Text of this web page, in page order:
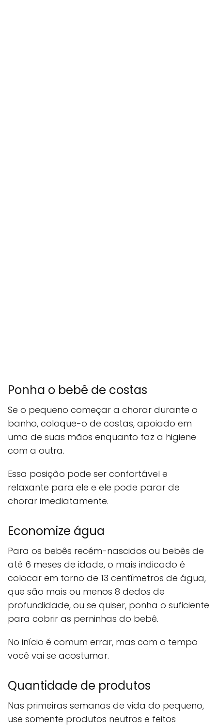
Ponha o bebê de costas
Se o pequeno começar a chorar durante o
banho, coloque-o de costas, apoiado em
uma de suas mãos enquanto faz a higiene
com a outra.
Essa posição pode ser confortável e
relaxante para ele e ele pode parar de
chorar imediatamente.
Economize água
Para os bebês recém-nascidos ou bebês de
até 6 meses de idade, o mais indicado é
colocar em torno de 13 centímetros de água,
que são mais ou menos 8 dedos de
profundidade, ou se quiser, ponha o suficiente
para cobrir as perninhas do bebê.
No início é comum errar, mas com o tempo
você vai se acostumar.
Quantidade de produtos
Nas primeiras semanas de vida do pequeno,
use somente produtos neutros e feitos